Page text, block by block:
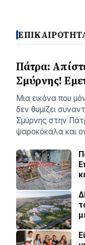
Πάτρα:
Σμύρνης!
Μια εικόνα που
δεν θυμίζει
Σμύρνης στην
ψαροκόκαλα και